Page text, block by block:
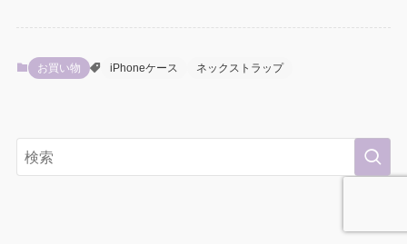
お買い物 iPhoneケース ネックストラップ